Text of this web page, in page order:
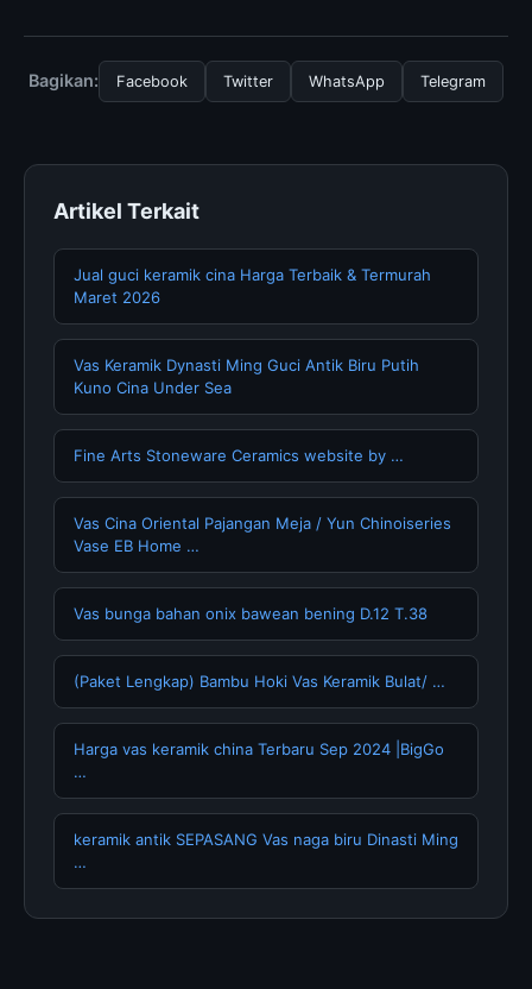
kami secara berkala. Kami selalu memperbarui konten
dengan informasi terkini dan terpercaya.
Bagikan: Facebook Twitter WhatsApp Telegram
Artikel Terkait
Jual guci keramik cina Harga Terbaik & Termurah
Maret 2026
Vas Keramik Dynasti Ming Guci Antik Biru Putih
Kuno Cina Under Sea
Fine Arts Stoneware Ceramics website by …
Vas Cina Oriental Pajangan Meja / Yun Chinoiseries
Vase EB Home …
Vas bunga bahan onix bawean bening D.12 T.38
(Paket Lengkap) Bambu Hoki Vas Keramik Bulat/ …
Harga vas keramik china Terbaru Sep 2024 |BigGo
…
keramik antik SEPASANG Vas naga biru Dinasti Ming
…